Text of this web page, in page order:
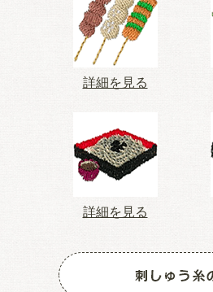
詳細を見る
詳細を見る